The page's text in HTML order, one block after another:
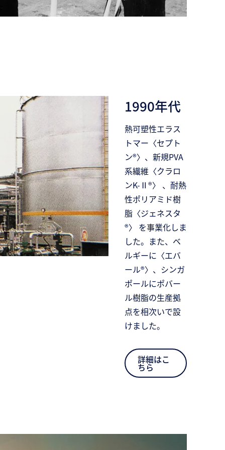
1990年代
熱可塑性エラス
トマー〈セプト
ン®〉、新規PVA
系繊維〈クラロ
ンK-Ⅱ®〉 、耐熱
性ポリアミド樹
脂〈ジェネスタ
®〉 を事業化しま
した。また、ベ
ルギーに〈エバ
ール®〉、シンガ
ポールにポバー
ル樹脂の生産拠
点を相次いで設
けました。
詳細はこ
ちら